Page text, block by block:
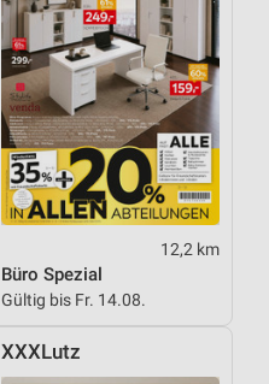
12,2 km
Büro Spezial
Gültig bis Fr. 14.08.
XXXLutz